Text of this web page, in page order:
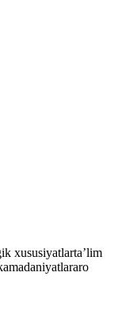
xususiyatlarta’lim
madaniyatlararo